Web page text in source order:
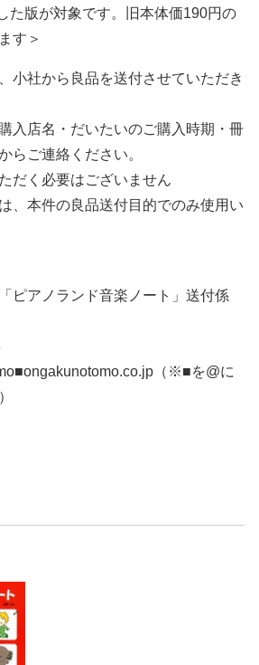
た版が対象です。旧本体価190円の
す＞
小社から良品を送付させていただき
入店名・だいたいのご購入時期・冊
らご連絡ください。
だく必要はございません
、本件の良品送付目的でのみ使用い
ピアノランド音楽ノート」送付係
（※■を@に